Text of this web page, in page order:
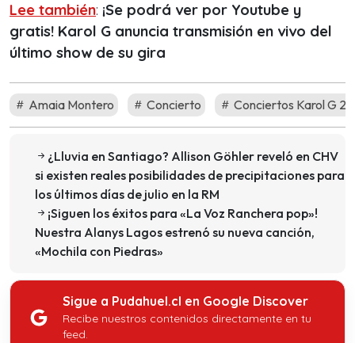
Lee también: ¡Se podrá ver por Youtube y
gratis! Karol G anuncia transmisión en vivo del
último show de su gira
Amaia Montero Concierto Conciertos Karol G
¿Lluvia en Santiago? Allison Göhler reveló en CHV
si existen reales posibilidades de precipitaciones para
los últimos días de julio en la RM
¡Siguen los éxitos para «La Voz Ranchera pop»!
Nuestra Alanys Lagos estrenó su nueva canción,
«Mochila con Piedras»
Sigue a Pudahuel.cl en Google Discover
Recibe nuestros contenidos directamente en tu
feed.